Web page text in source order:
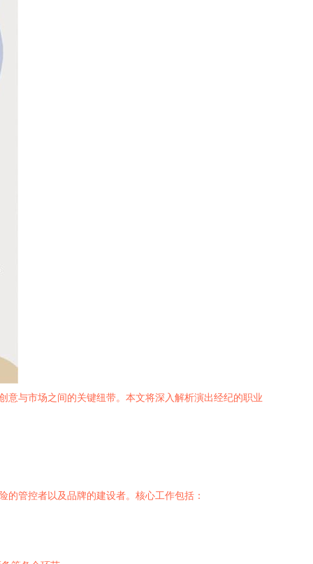
意与市场之间的关键纽带。本文将深入解析演出经纪的职业
管控者以及品牌的建设者。核心工作包括：